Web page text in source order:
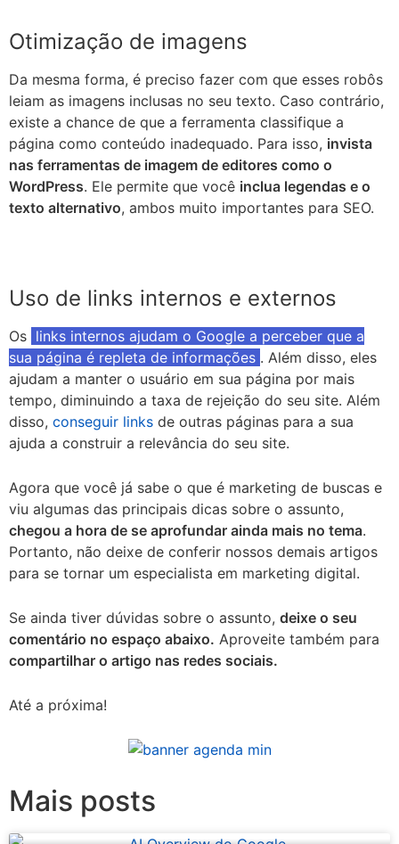
Otimização de imagens
Da mesma forma, é preciso fazer com que esses robôs
leiam as imagens inclusas no seu texto. Caso contrário,
existe a chance de que a ferramenta classifique a
página como conteúdo inadequado. Para isso, invista
nas ferramentas de imagem de editores como o
WordPress. Ele permite que você inclua legendas e o
texto alternativo, ambos muito importantes para SEO.
Uso de links internos e externos
Os links internos ajudam o Google a perceber que a
sua página é repleta de informações . Além disso, eles
ajudam a manter o usuário em sua página por mais
tempo, diminuindo a taxa de rejeição do seu site. Além
disso, conseguir links de outras páginas para a sua
ajuda a construir a relevância do seu site.
Agora que você já sabe o que é marketing de buscas e
viu algumas das principais dicas sobre o assunto,
chegou a hora de se aprofundar ainda mais no tema.
Portanto, não deixe de conferir nossos demais artigos
para se tornar um especialista em marketing digital.
Se ainda tiver dúvidas sobre o assunto, deixe o seu
comentário no espaço abaixo. Aproveite também para
compartilhar o artigo nas redes sociais.
Até a próxima!
Mais posts